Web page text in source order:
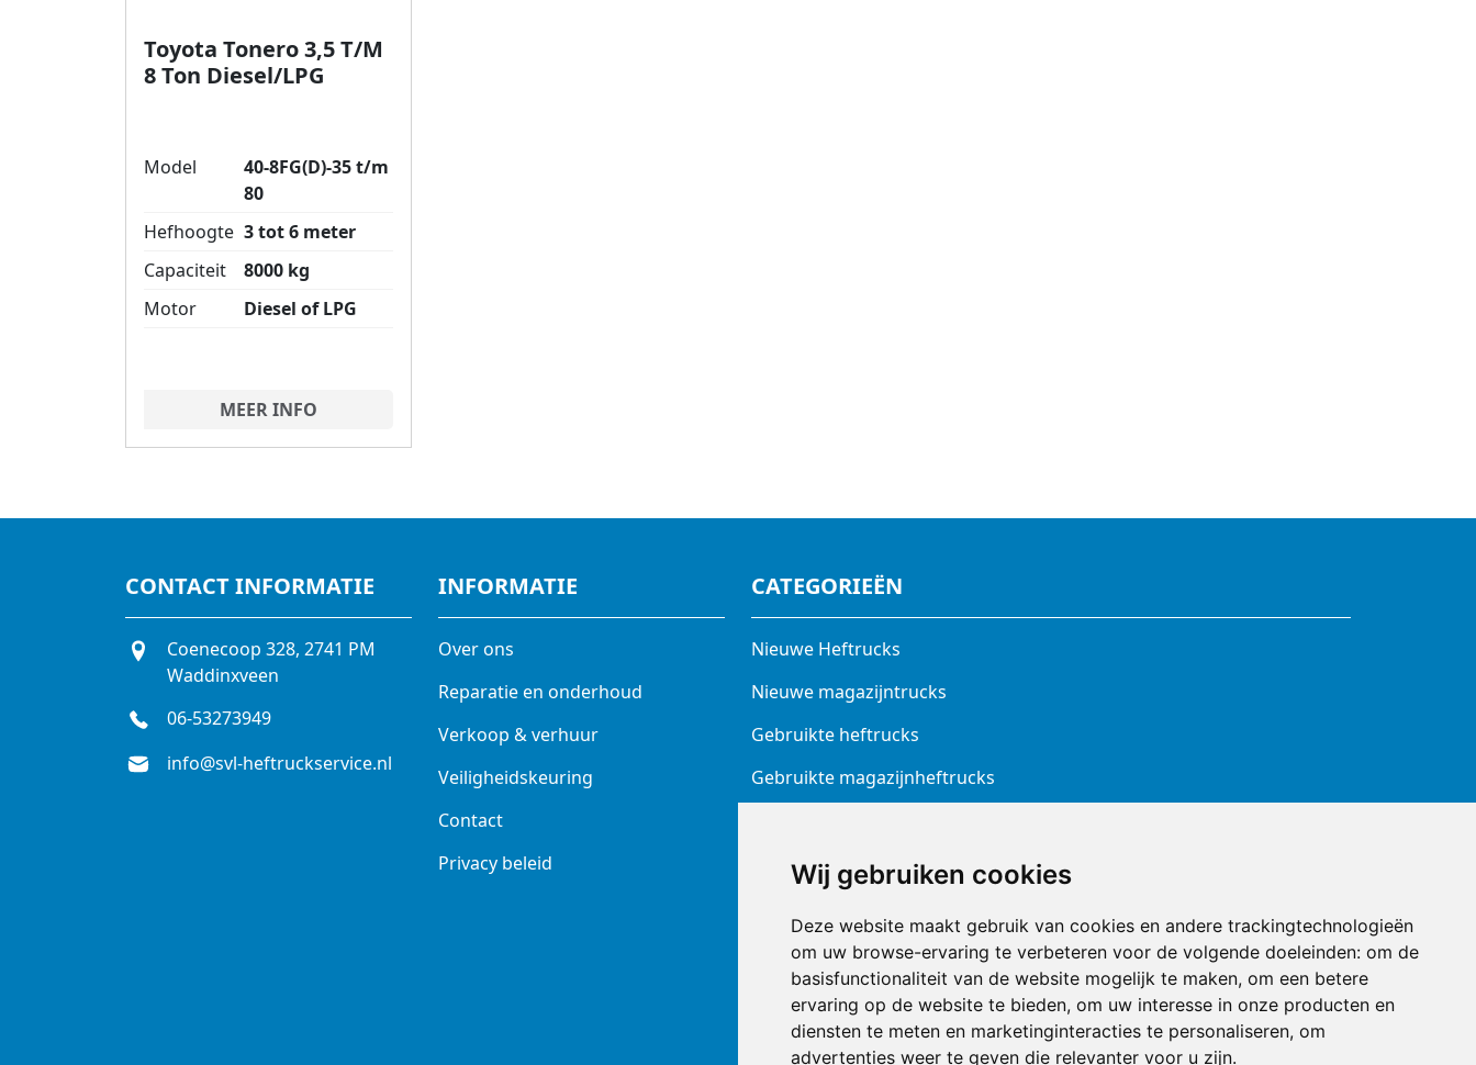
Wij gebruiken cookies
Deze website maakt gebruik van cookies en andere trackingtechnologieën
om uw browse-ervaring te verbeteren voor de volgende doeleinden: om de
basisfunctionaliteit van de website mogelijk te maken, om een betere
ervaring op de website te bieden, om uw interesse in onze producten en
diensten te meten en marketinginteracties te personaliseren, om
advertenties weer te geven die relevanter voor u zijn.
Toyota Tonero 3,5 T/M
8 Ton Diesel/LPG
Model
40-8FG(D)-35 t/m
80
Hefhoogte 3 tot 6 meter
Capaciteit
8000 kg
Motor
Diesel of LPG
MEER INFO
CONTACT INFORMATIE
Coenecoop 328, 2741 PM
Waddinxveen
06-53273949
info@svl-heftruckservice.nl
INFORMATIE
Over ons
Reparatie en onderhoud
Verkoop & verhuur
Veiligheidskeuring
Contact
Privacy beleid
CATEGORIEËN
Nieuwe Heftrucks
Nieuwe magazijntrucks
Gebruikte heftrucks
Gebruikte magazijnheftrucks
Batterijen en laders
Nieuw diversen
Veeg + Schrobmachine
Superdeals Reinigingsmachines